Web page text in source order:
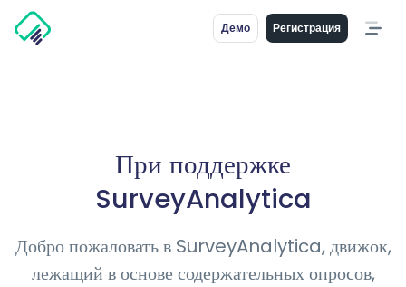
Демо Регистрация
При поддержке
SurveyAnalytica
Добро пожаловать в SurveyAnalytica, движок,
лежащий в основе содержательных опросов,